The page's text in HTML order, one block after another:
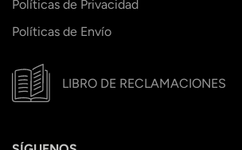
Políticas de Privacidad
Políticas de Envío
LIBRO DE RECLAMACIONES